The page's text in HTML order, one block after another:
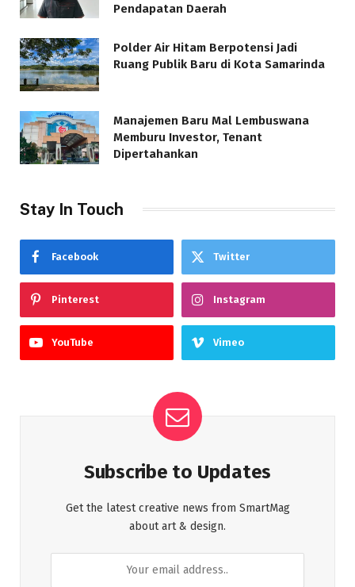
Pendapatan Daerah
Polder Air Hitam Berpotensi Jadi
Ruang Publik Baru di Kota Samarinda
Manajemen Baru Mal Lembuswana
Memburu Investor, Tenant
Dipertahankan
Stay In Touch
Facebook Twitter
Pinterest Instagram
YouTube Vimeo
Subscribe to Updates
Get the latest creative news from SmartMag
about art & design.